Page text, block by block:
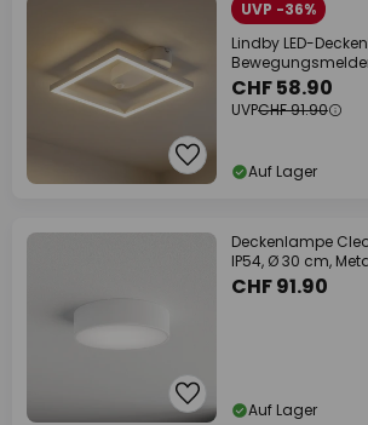
UVP -36%
Lindby LED-
CHF 58.90
UVPCHF 91.90
Auf Lager
Deckenlampe
IP54, Ø 30 cm,
CHF 91.90
Auf Lager